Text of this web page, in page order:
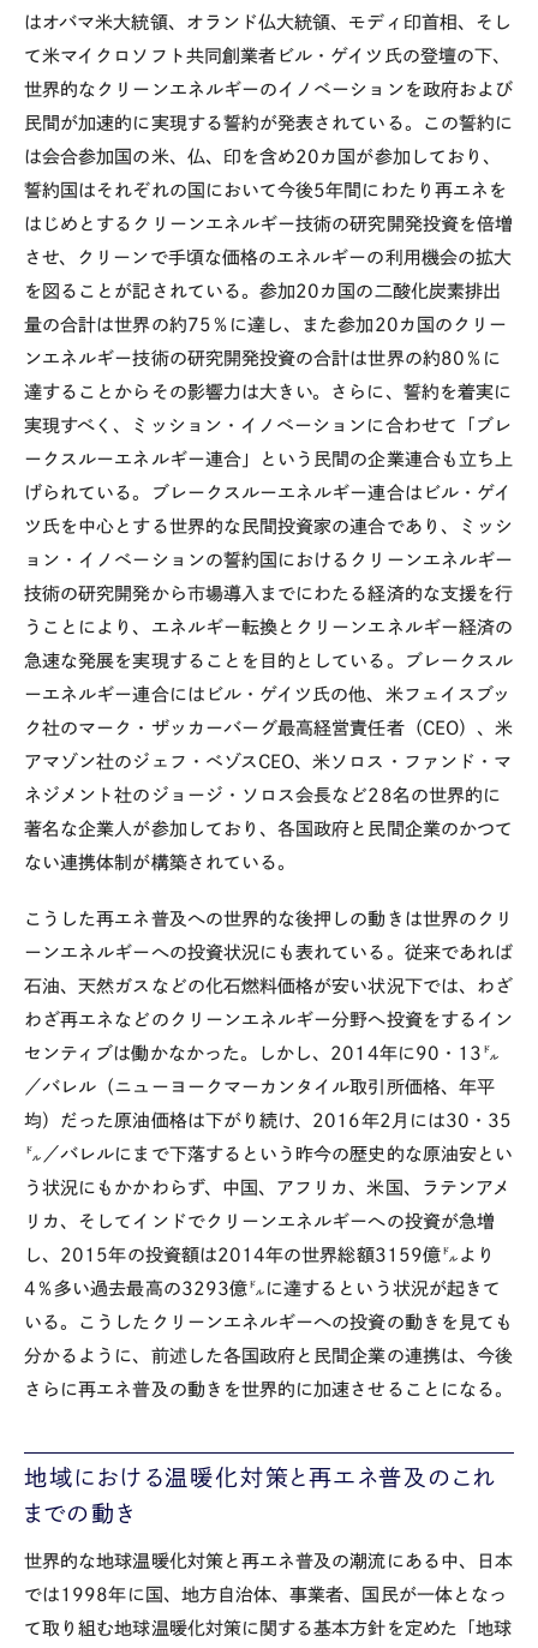
はオバマ米大統領、オランド仏大統領、モディ印首相、そし
て米マイクロソフト共同創業者ビル・ゲイツ氏の登壇の下、
世界的なクリーンエネルギーのイノベーションを政府および
民間が加速的に実現する誓約が発表されている。この誓約に
は会合参加国の米、仏、印を含め20カ国が参加しており、
誓約国はそれぞれの国において今後5年間にわたり再エネを
はじめとするクリーンエネルギー技術の研究開発投資を倍増
させ、クリーンで手頃な価格のエネルギーの利用機会の拡大
を図ることが記されている。参加20カ国の二酸化炭素排出
量の合計は世界の約75％に達し、また参加20カ国のクリー
ンエネルギー技術の研究開発投資の合計は世界の約80％に
達することからその影響力は大きい。さらに、誓約を着実に
実現すべく、ミッション・イノベーションに合わせて「ブレ
ークスルーエネルギー連合」という民間の企業連合も立ち上
げられている。ブレークスルーエネルギー連合はビル・ゲイ
ツ氏を中心とする世界的な民間投資家の連合であり、ミッシ
ョン・イノベーションの誓約国におけるクリーンエネルギー
技術の研究開発から市場導入までにわたる経済的な支援を行
うことにより、エネルギー転換とクリーンエネルギー経済の
急速な発展を実現することを目的としている。ブレークスル
ーエネルギー連合にはビル・ゲイツ氏の他、米フェイスブッ
ク社のマーク・ザッカーバーグ最高経営責任者（CEO）、米
アマゾン社のジェフ・ベゾスCEO、米ソロス・ファンド・マ
ネジメント社のジョージ・ソロス会長など28名の世界的に
著名な企業人が参加しており、各国政府と民間企業のかつて
ない連携体制が構築されている。
こうした再エネ普及への世界的な後押しの動きは世界のクリ
ーンエネルギーへの投資状況にも表れている。従来であれば
石油、天然ガスなどの化石燃料価格が安い状況下では、わざ
わざ再エネなどのクリーンエネルギー分野へ投資をするイン
センティブは働かなかった。しかし、2014年に90・13㌦
／バレル（ニューヨークマーカンタイル取引所価格、年平
均）だった原油価格は下がり続け、2016年2月には30・35
㌦／バレルにまで下落するという昨今の歴史的な原油安とい
う状況にもかかわらず、中国、アフリカ、米国、ラテンアメ
リカ、そしてインドでクリーンエネルギーへの投資が急増
し、2015年の投資額は2014年の世界総額3159億㌦より
4％多い過去最高の3293億㌦に達するという状況が起きて
いる。こうしたクリーンエネルギーへの投資の動きを見ても
分かるように、前述した各国政府と民間企業の連携は、今後
さらに再エネ普及の動きを世界的に加速させることになる。
地域における温暖化対策と再エネ普及のこれ
までの動き
世界的な地球温暖化対策と再エネ普及の潮流にある中、日本
では1998年に国、地方自治体、事業者、国民が一体となっ
て取り組む地球温暖化対策に関する基本方針を定めた「地球